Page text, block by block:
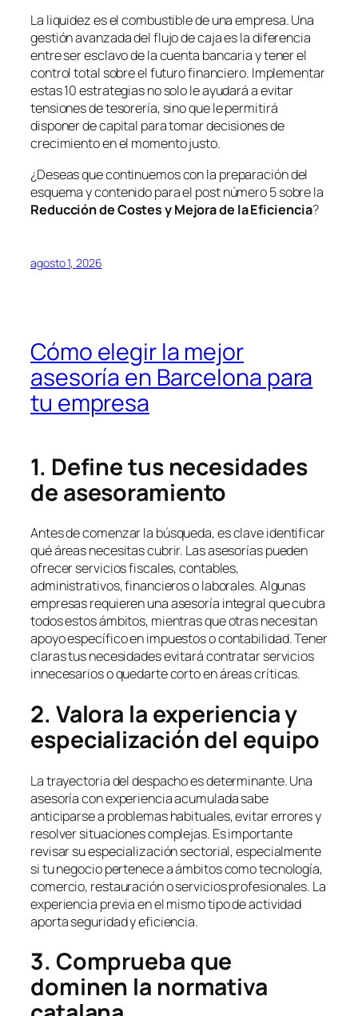
La liquidez es el combustible de una empresa. Una
gestión avanzada del flujo de caja es la diferencia
entre ser esclavo de la cuenta bancaria y tener el
control total sobre el futuro financiero. Implementar
estas 10 estrategias no solo le ayudará a evitar
tensiones de tesorería, sino que le permitirá
disponer de capital para tomar decisiones de
crecimiento en el momento justo.
¿Deseas que continuemos con la preparación del
esquema y contenido para el post número 5 sobre la
Reducción de Costes y Mejora de la Eficiencia?
agosto 1, 2026
Cómo elegir la mejor
asesoría en Barcelona para
tu empresa
1. Define tus necesidades
de asesoramiento
Antes de comenzar la búsqueda, es clave identificar
qué áreas necesitas cubrir. Las asesorías pueden
ofrecer servicios fiscales, contables,
administrativos, financieros o laborales. Algunas
empresas requieren una asesoría integral que cubra
todos estos ámbitos, mientras que otras necesitan
apoyo específico en impuestos o contabilidad. Tener
claras tus necesidades evitará contratar servicios
innecesarios o quedarte corto en áreas críticas.
2. Valora la experiencia y
especialización del equipo
La trayectoria del despacho es determinante. Una
asesoría con experiencia acumulada sabe
anticiparse a problemas habituales, evitar errores y
resolver situaciones complejas. Es importante
revisar su especialización sectorial, especialmente
si tu negocio pertenece a ámbitos como tecnología,
comercio, restauración o servicios profesionales. La
experiencia previa en el mismo tipo de actividad
aporta seguridad y eficiencia.
3. Comprueba que
dominen la normativa